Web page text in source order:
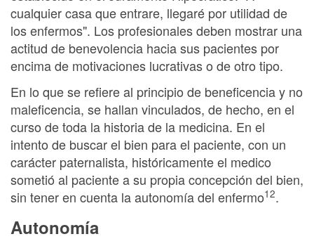
cualquier casa que entrare, llegaré por utilidad de
los enfermos". Los profesionales deben mostrar una
actitud de benevolencia hacia sus pacientes por
encima de motivaciones lucrativas o de otro tipo.
En lo que se refiere al principio de beneficencia y no
maleficencia, se hallan vinculados, de hecho, en el
curso de toda la historia de la medicina. En el
intento de buscar el bien para el paciente, con un
carácter paternalista, históricamente el medico
sometió al paciente a su propia concepción del bien,
sin tener en cuenta la autonomía del enfermo12.
Autonomía